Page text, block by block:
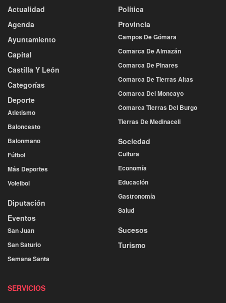
Actualidad
Agenda
Ayuntamiento
Capital
Castilla Y León
Categorías
Deporte
Atletismo
Baloncesto
Balonmano
Fútbol
Más Deportes
Voleibol
Diputación
Eventos
San Juan
San Saturio
Semana Santa
Política
Provincia
Campos De Gómara
Comarca De Almazán
Comarca De Pinares
Comarca De Tierras Altas
Comarca Del Moncayo
Comarca Tierras Del Burgo
Tierras De Medinaceli
Sociedad
Cultura
Economía
Educación
Gastronomía
Salud
Sucesos
Turismo
SERVICIOS